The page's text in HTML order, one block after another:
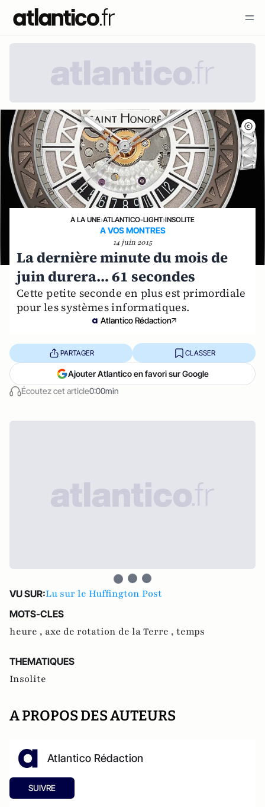
A LA UNE›ATLANTICO-LIGHT›INSOLITE
A VOS MONTRES
14 juin 2015
La dernière minute du mois de
juin durera… 61 secondes
Cette petite seconde en plus est primordiale
pour les systèmes informatiques.
Atlantico Rédaction
Écoutez cet article0:00min
PARTAGER CLASSER
Ajouter Atlantico en favori sur Google
VU SUR:Lu sur le Huffington Post
MOTS-CLES
heure , axe de rotation de la Terre , temps
THEMATIQUES
Insolite
A PROPOS DES AUTEURS
Atlantico Rédaction
SUIVRE